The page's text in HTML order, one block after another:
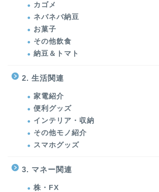
カゴメ
ネバネバ納豆
お菓子
その他飲食
納豆＆トマト
2. 生活関連
家電紹介
便利グッズ
インテリア・収納
その他モノ紹介
スマホグッズ
3. マネー関連
株・FX